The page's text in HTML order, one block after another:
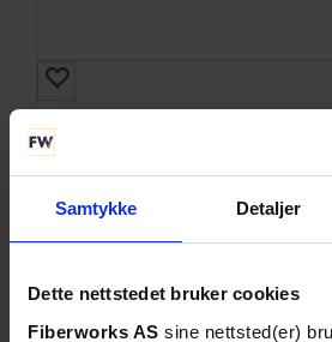
Samtykke Detaljer
Dette nettstedet bruker cookies
Fiberworks AS sine nettsted(er)